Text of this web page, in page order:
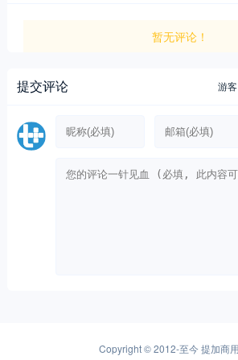
暂无评论！
提交评论 游
Copyright © 2012-至今提加商